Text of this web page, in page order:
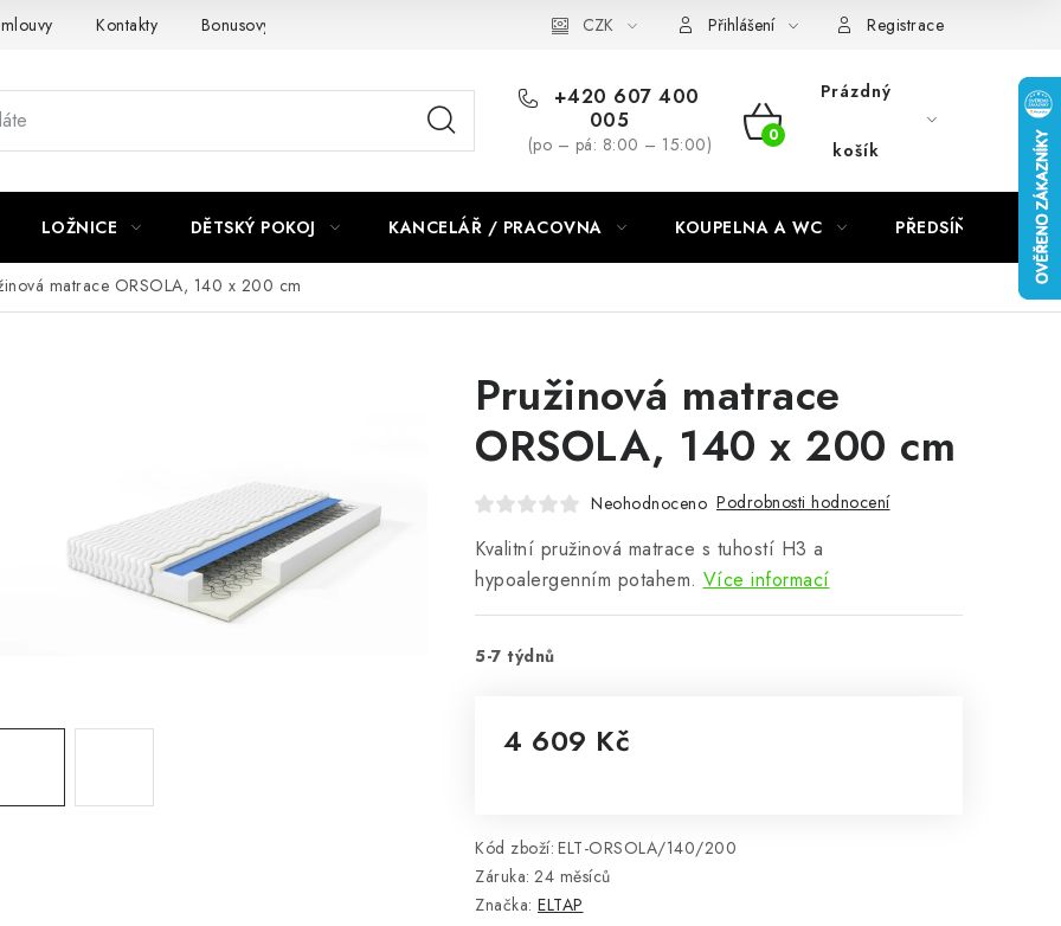
Kontakty Bonusový program NBM+ CZK Přihlášení Registrace
+420 607 400
005
(po – pá: 8:00 – 15:00)
NÁKUPNÍ
Prázdný
košík
LOŽNICE DĚTSKÝ POKOJ KANCELÁŘ / PRACOVNA KOUPELNA A WC PŘEDSÍŇ
matrace ORSOLA, 140 x 200 cm
Pružinová matrace
ORSOLA, 140 x 200 cm
Neohodnoceno Podrobnosti hodnocení
Kvalitní pružinová matrace s tuhostí H3 a
hypoalergenním potahem. Více informací
5-7 týdnů
4 609 Kč
Kód zboží: ELT-ORSOLA/140/200
Záruka: 24 měsíců
Značka: ELTAP